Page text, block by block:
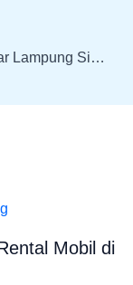
Rental Mobil Bumi Waras Bandar Lampung Siap Jemput Ke Lokasi Anda
Mobil di